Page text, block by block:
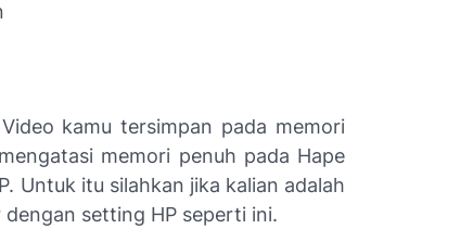
kamu tersimpan pada memori
memori penuh pada Hape
Untuk itu silahkan jika kalian adalah
setting HP seperti ini.